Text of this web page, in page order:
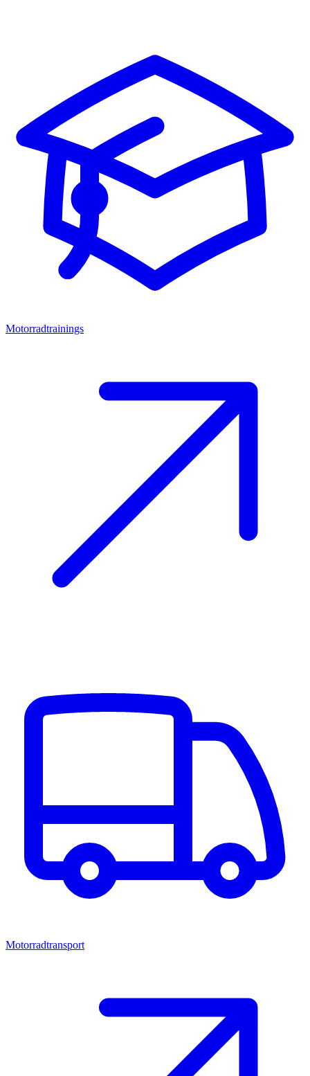
Motorradtrainings
Motorradtransport